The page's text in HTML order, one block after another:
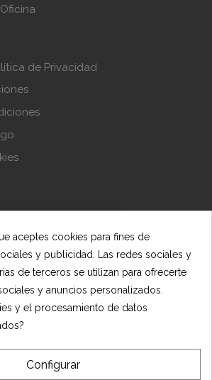
de Privacidad
de Privacidad
Desarrollado por 🍋
aceptes cookies para fines de
y publicidad. Las redes sociales y
de terceros se utilizan para ofrecerte
y anuncios personalizados.
y el procesamiento de datos
Configurar